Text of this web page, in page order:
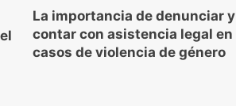
La importancia de denunciar y
contar con asistencia legal en
casos de violencia de género